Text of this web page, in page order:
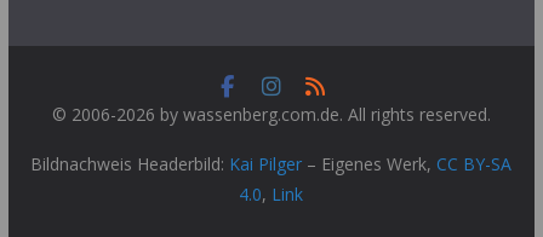
© 2006-2026 by wassenberg.com.de. All rights reserved.
Bildnachweis Headerbild: Kai Pilger – Eigenes Werk, CC BY-SA
4.0, Link